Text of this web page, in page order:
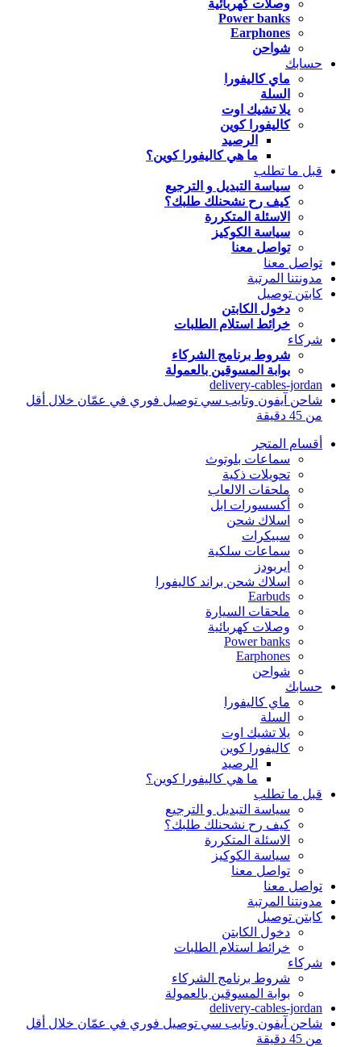
وصلات كهربائية
Power banks
Earphones
شواحن
حسابك
ماي كاليفورا
السلة
يلا تشيك اوت
كاليفورا كوين
الرصيد
ما هي كاليفورا كوين؟
قبل ما تطلب
سياسة التبديل و الترجيع
كيف رح نشحنلك طلبك؟
الاسئلة المتكررة
سياسة الكوكيز
تواصل معنا
تواصل معنا
مدونتنا المرتبة
كابتن توصيل
دخول الكابتن
خرائط استلام الطلبات
شركاء
شروط برنامج الشركاء
بوابة المسوقين بالعمولة
delivery-cables-jordan
شاحن آيفون وتايب سي توصيل فوري في عمّان خلال أقل
من 45 دقيقة
أقسام المتجر
سماعات بلوتوث
تحويلات ذكية
ملحقات الالعاب
أكسسورات ابل
اسلاك شحن
سبيكرات
سماعات سلكية
ايربودز
اسلاك شحن براند كاليفورا
Earbuds
ملحقات السيارة
وصلات كهربائية
Power banks
Earphones
شواحن
حسابك
ماي كاليفورا
السلة
يلا تشيك اوت
كاليفورا كوين
الرصيد
ما هي كاليفورا كوين؟
قبل ما تطلب
سياسة التبديل و الترجيع
كيف رح نشحنلك طلبك؟
الاسئلة المتكررة
سياسة الكوكيز
تواصل معنا
تواصل معنا
مدونتنا المرتبة
كابتن توصيل
دخول الكابتن
خرائط استلام الطلبات
شركاء
شروط برنامج الشركاء
بوابة المسوقين بالعمولة
delivery-cables-jordan
شاحن آيفون وتايب سي توصيل فوري في عمّان خلال أقل
من 45 دقيقة